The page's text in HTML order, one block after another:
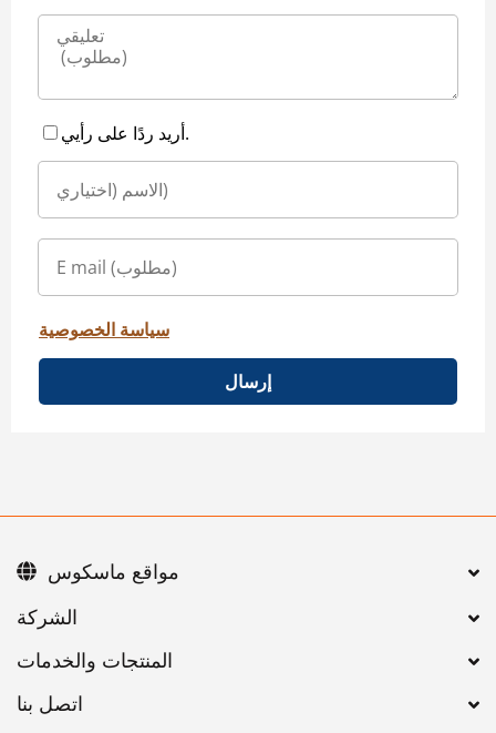
أريد ردًا على رأيي.
سياسة الخصوصية
إرسال
اتصل بنا
مواقع ماسكوس